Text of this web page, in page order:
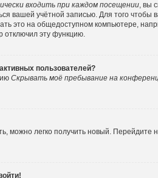
входить при каждом посещении, вы
вашей учётной записью. Для того
это на общедоступном компьютере,
отключил эту функцию.
пользователей?
Скрывать моё пребывание на
можно легко получить новый.